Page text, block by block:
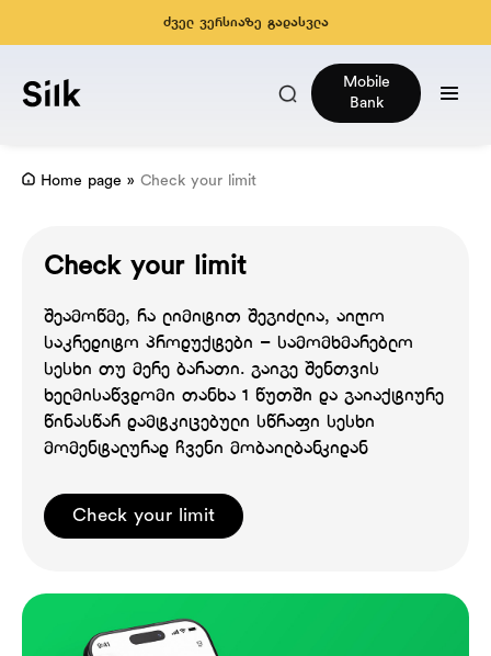
ძველ ვერსიაზე გადასვლა
Mobile
Bank
Home page » Check your limit
Check your limit
შეამოწმე, რა ლიმიტით შეგიძლია, აიღო
საკრედიტო პროდუქტები – სამომხმარებლო
სესხი თუ მერე ბარათი. გაიგე შენთვის
ხელმისაწვდომი თანხა 1 წუთში და გაიაქტიურე
წინასწარ დამტკიცებული სწრაფი სესხი
მომენტალურად ჩვენი მობაილბანკიდან
Check your limit